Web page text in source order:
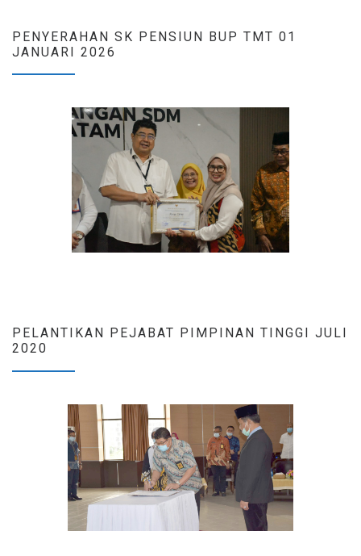
PENYERAHAN SK PENSIUN BUP TMT 01
JANUARI 2026
PELANTIKAN PEJABAT PIMPINAN TINGGI JULI
2020